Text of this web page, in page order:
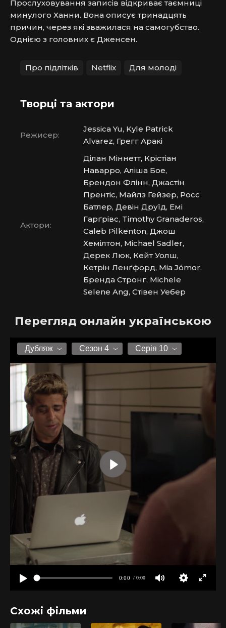
Прослуховування записів відкриває таємниці
минулого Ханни. Вона описує тринадцять
причин, через які зважилася на самогубство.
Однією з головних є Дженсен.
Про підлітків Netflix Для молоді
Творці та актори
Режисер:
Jessica Yu, Kyle Patrick
Alvarez, Грегг Аракі
Актори:
Ділан Міннетт, Крістіан
Наварро, Аліша Бое,
Брендон Флінн, Джастін
Прентіс, Майлз Гейзер, Росс
Батлер, Девін Друїд, Емі
Гарґрівс, Timothy Granaderos,
Caleb Pilkenton, Джош
Хемілтон, Michael Sadler,
Дерек Люк, Кейт Уолш,
Кетрін Ленґфорд, Mia Jómor,
Бренда Стронг, Michele
Selene Ang, Стівен Уебер
Перегляд онлайн українською
Схожі фільми